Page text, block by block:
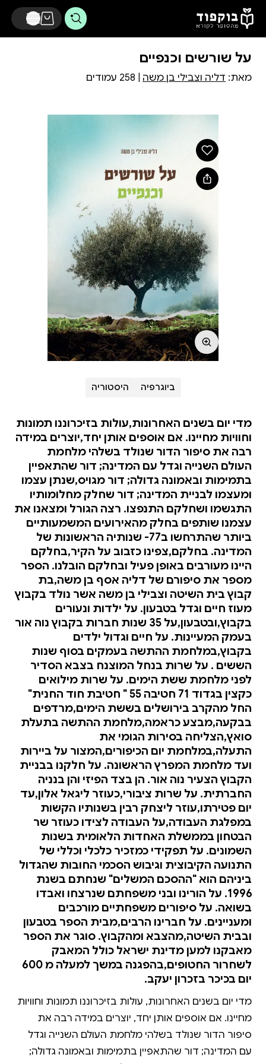
דלג לתוכן הראשי
על שורשים וכנפיים
מאת: דליה וצבילי בן משה
ביוגרפיה היסטוריה
‏מדי יום בשנים האחרונות,עולות בזיכרוננו תמונות
וחוויות מחיינו. אם אוספים אותן יחד,יוצרים במידה
רבה את סיפור הדור שנולד בשלהי מלחמת
העולם השנייה וגדל עם המדינה; דור שהתאפיין
בתמימות ובאמונה גדולה; דור מגויס,שנתן עצמו
ומעצמו לבניית המדינה; דור שחלק מחלומותיו
התגשמו ושחלקם התנפצו. רצה הגורל ומצאנו את
עצמנו שותפים בחלק מהאירועים המשמעותיים
ביותר שהתרחשו ב77- שנותיה הראשונות של
המדינה. בחלקם,צפינו כזבוב על הקיר,בחלקם
היינו מעורבים באופן פעיל ובחלקם הובלנו. הספר
מספר את סיפורם של דליה אסף בן משה,בת
קבוץ בית השיטה וצבילי בן משה אשר נולד בקבוץ
מעוז חיים וגדל בטבעון. על ילדות ונעורים
בקבוץ,ובטבעון,על 35 שנות חברות בקבוץ נוה אור
בעמק המעיינות. על חיים וגדול ילדים
בקבוץ,במלחמת ההתשה בעמקים בסוף שנות
הששים . על שרות בנחל המוצנח בצבא הסדיר
לפני מלחמת ששת הימים. על שרות מילואים
כקצין בגדוד 71 חטיבה 55 " חטיבת חוד החנית"
החל מהקרב בירושלים בששת הימים,מרדפים
בבקעה,מבצע כראמה,מלחמת ההתשה בתעלת
סואץ,הצליחה בסירות הגומי את
התעלה,במלחמת יום הכיפורים,המצור על ביירות
ועד מלחמת המפרץ הראשונה. על חלקנו בבניית
הקבוץ הצעיר נוה אור. הן בצד הפיזי והן בנניה
החברתית. על שרות ציבורי,כעוזר ליגאל אלון,עד
יום פטירתו,עוזר ליצחק רבין בשנותיו הקשות
במפלגת העבודה,על העבודה לצידו כעוזר שר
הבטחון בממשלת האחדות הלאומית בשנות
השמונים. על תפקידי כמזכיר כלכלי וכללי של
התנועה הקיבוצית וגיבוש הסכמי החובות שהגדול
ביניהם הוא "ההסכם המשלים" שנחתם בשנת
1996. על הורינו ובני משפחתם שנרצחו ואבדו
בשואה. על סיפורים משפחתיים מורכבים
ומעניינים. על חברינו הרבים,מבית הספר בטבעון
ובבית השיטה,מהצבא ומהקבוץ. סוגר את הספר
מאבקנו למען מדינת ישראל כולל המאבק
לשחרור החטופים,בהפגנה במשך למעלה מ 600
יום בכיכר בזכרון יעקב.
‏מדי יום בשנים האחרונות, עולות בזיכרוננו תמונות וחוויות
מחיינו. אם אוספים אותן יחד, יוצרים במידה רבה את
סיפור הדור שנולד בשלהי מלחמת העולם השנייה וגדל
עם המדינה; דור שהתאפיין בתמימות ובאמונה גדולה;